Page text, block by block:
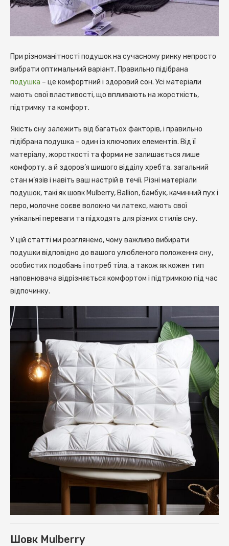
При різноманітності подушок на сучасному ринку непросто
вибрати оптимальний варіант. Правильно підібрана
подушка – це комфортний і здоровий сон. Усі матеріали
мають свої властивості, що впливають на жорсткість,
підтримку та комфорт.
Якість сну залежить від багатьох факторів, і правильно
підібрана подушка – один із ключових елементів. Від її
матеріалу, жорсткості та форми не залишається лише
комфорту, а й здоров’я шишого відділу хребта, загальний
стан м’язів і навіть ваш настрій в течії. Різні матеріали
подушок, такі як шовк Mulberry, Ballion, бамбук, качинний пух і
перо, молочне соєве волокно чи латекс, мають свої
унікальні переваги та підходять для різних стилів сну.
У цій статті ми розглянемо, чому важливо вибирати
подушки відповідно до вашого улюбленого положення сну,
особистих подобань і потреб тіла, а також як кожен тип
наповнювача відрізняється комфортом і підтримкою під час
відпочинку.
Шовк Mulberry